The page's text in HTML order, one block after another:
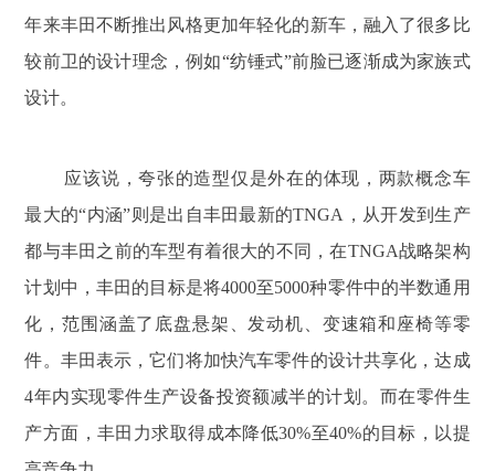
年来丰田不断推出风格更加年轻化的新车，融入了很多比
较前卫的设计理念，例如“纺锤式”前脸已逐渐成为家族式
设计。
应该说，夸张的造型仅是外在的体现，两款概念车
最大的“内涵”则是出自丰田最新的TNGA，从开发到生产
都与丰田之前的车型有着很大的不同，在TNGA战略架构
计划中，丰田的目标是将4000至5000种零件中的半数通用
化，范围涵盖了底盘悬架、发动机、变速箱和座椅等零
件。丰田表示，它们将加快汽车零件的设计共享化，达成
4年内实现零件生产设备投资额减半的计划。而在零件生
产方面，丰田力求取得成本降低30%至40%的目标，以提